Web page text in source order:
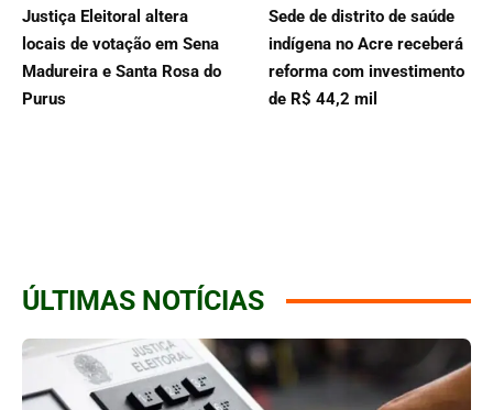
Justiça Eleitoral altera
locais de votação em Sena
Madureira e Santa Rosa do
Purus
Sede de distrito de saúde
indígena no Acre receberá
reforma com investimento
de R$ 44,2 mil
ÚLTIMAS NOTÍCIAS